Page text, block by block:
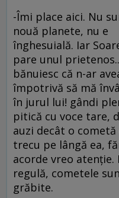
-Îmi place aici. Nu
nouă planete, nu e
înghesuială. Iar
pare unul
bănuiesc că n-ar
împotrivă să mă
în jurul lui! gândi
pitică cu voce tare,
auzi decât o cometă
trecu pe lângă ea,
acorde vreo atenţie.
regulă, cometele
grăbite.